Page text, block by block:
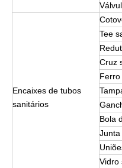
Encaixes de tubos
sanitários
Tee
Cruz
Bola
Junta
Vidro